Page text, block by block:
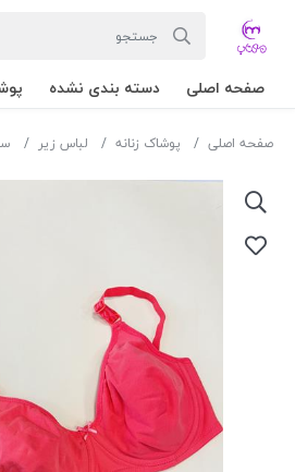
صفحه اصلی دسته بندی نشده
صفحه اصلی پوشاک زنانه لباس زیر